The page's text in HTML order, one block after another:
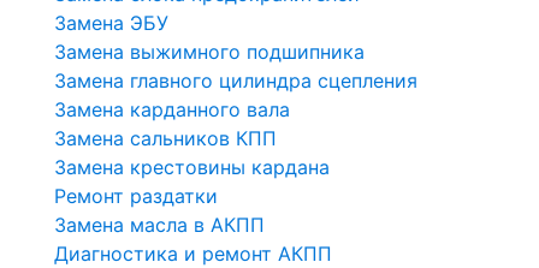
Замена ЭБУ
Замена выжимного подшипника
Замена главного цилиндра сцепления
Замена карданного вала
Замена сальников КПП
Замена крестовины кардана
Ремонт раздатки
Замена масла в АКПП
Диагностика и ремонт АКПП